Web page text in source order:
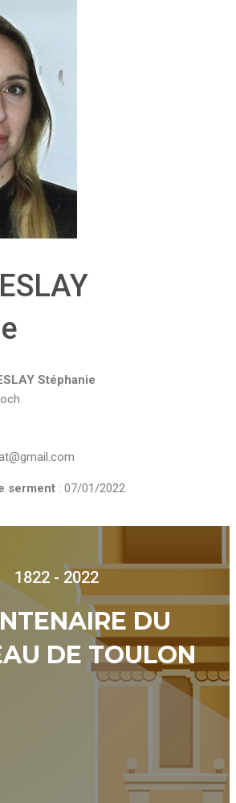
Stéphanie
serment : 07/01/2022
1822 - 2022
DU
DE TOULON